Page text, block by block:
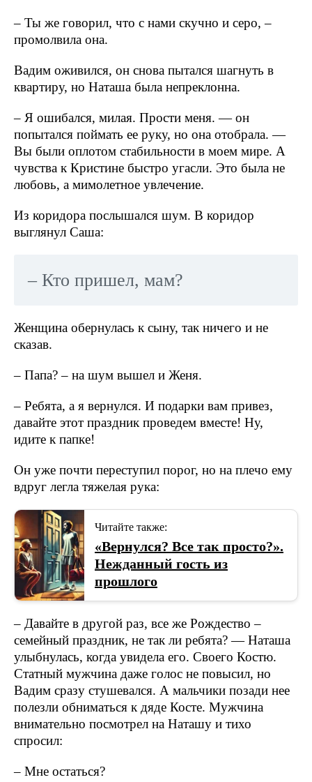
– Ты же говорил, что с нами скучно и серо, –
промолвила она.
Вадим оживился, он снова пытался шагнуть в
квартиру, но Наташа была непреклонна.
– Я ошибался, милая. Прости меня. — он
попытался поймать ее руку, но она отобрала. —
Вы были оплотом стабильности в моем мире. А
чувства к Кристине быстро угасли. Это была не
любовь, а мимолетное увлечение.
Из коридора послышался шум. В коридор
выглянул Саша:
– Кто пришел, мам?
Женщина обернулась к сыну, так ничего и не
сказав.
– Папа? – на шум вышел и Женя.
– Ребята, а я вернулся. И подарки вам привез,
давайте этот праздник проведем вместе! Ну,
идите к папке!
Он уже почти переступил порог, но на плечо ему
вдруг легла тяжелая рука:
Читайте также:
«Вернулся? Все так просто?».
Нежданный гость из
прошлого
– Давайте в другой раз, все же Рождество –
семейный праздник, не так ли ребята? — Наташа
улыбнулась, когда увидела его. Своего Костю.
Статный мужчина даже голос не повысил, но
Вадим сразу стушевался. А мальчики позади нее
полезли обниматься к дяде Косте. Мужчина
внимательно посмотрел на Наташу и тихо
спросил:
– Мне остаться?